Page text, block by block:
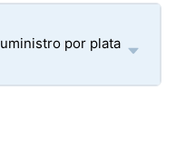
por plata